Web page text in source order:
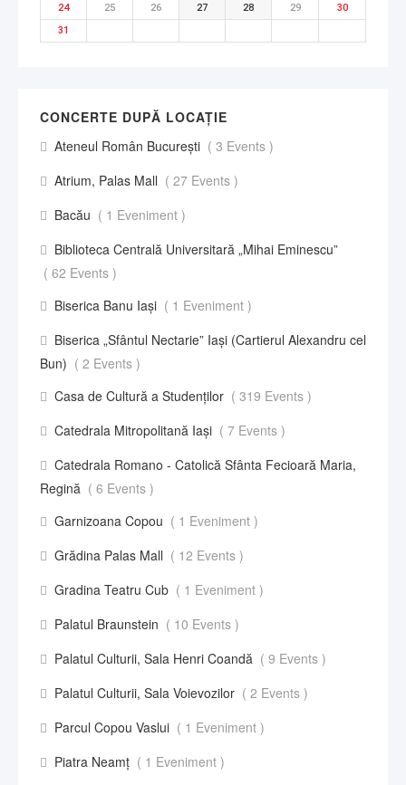
24
25 26 27 28 29
30
31
CONCERTE DUPĂ LOCAȚIE
Ateneul Român București ( 3 Events )
Atrium, Palas Mall ( 27 Events )
Bacău ( 1 Eveniment )
Biblioteca Centrală Universitară „Mihai Eminescu”
( 62 Events )
Biserica Banu Iași ( 1 Eveniment )
Biserica „Sfântul Nectarie” Iaşi (Cartierul Alexandru cel
Bun) ( 2 Events )
Casa de Cultură a Studenților ( 319 Events )
Catedrala Mitropolitană Iași ( 7 Events )
Catedrala Romano - Catolică Sfânta Fecioară Maria,
Regină ( 6 Events )
Garnizoana Copou ( 1 Eveniment )
Grădina Palas Mall ( 12 Events )
Gradina Teatru Cub ( 1 Eveniment )
Palatul Braunstein ( 10 Events )
Palatul Culturii, Sala Henri Coandă ( 9 Events )
Palatul Culturii, Sala Voievozilor ( 2 Events )
Parcul Copou Vaslui ( 1 Eveniment )
Piatra Neamț ( 1 Eveniment )